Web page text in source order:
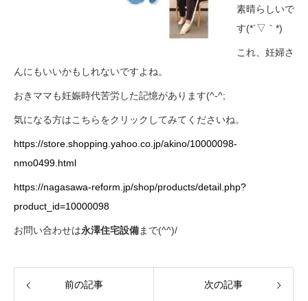
素晴らしいで
す(*´▽｀*)
これ、妊婦さ
んにもいいかもしれないですよね。
おきママも妊娠時代苦労した記憶があります(^-^;
気になる方はこちらをクリックしてみてくださいね。
https://store.shopping.yahoo.co.jp/akino/10000098-
nmo0499.html
https://nagasawa-reform.jp/shop/products/detail.php?
product_id=10000098
お問い合わせは永澤住宅設備まで(^^)/
前の記事 次の記事